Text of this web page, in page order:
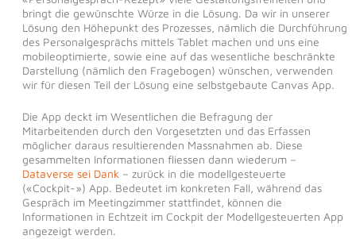
bringt die gewünschte Würze in die Lösung. Da wir in unserer
Lösung den Höhepunkt des Prozesses, nämlich die Durchführung
des Personalgesprächs mittels Tablet machen und uns eine
mobileoptimierte, sowie eine auf das wesentliche beschränkte
Darstellung (nämlich den Fragebogen) wünschen, verwenden
wir für diesen Teil der Lösung eine selbstgebaute Canvas App.
Die App deckt im Wesentlichen die Befragung der
Mitarbeitenden durch den Vorgesetzten und das Erfassen
möglicher daraus resultierenden Massnahmen ab. Diese
gesammelten Informationen fliessen dann wiederum –
Dataverse sei Dank – zurück in die modellgesteuerte
(«Cockpit-») App. Bedeutet im konkreten Fall, während das
Gespräch im Meetingzimmer stattfindet, können die
Informationen in Echtzeit im Cockpit der Modellgesteuerten App
angezeigt werden.